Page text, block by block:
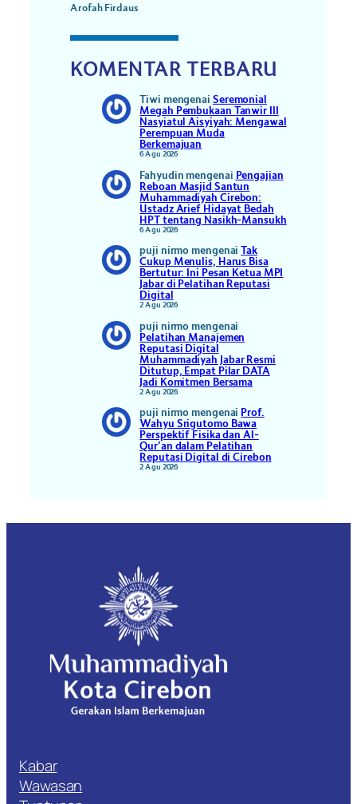
Arofah Firdaus
KOMENTAR TERBARU
Tiwi mengenai Seremonial
Megah Pembukaan Tanwir III
Nasyiatul Aisyiyah: Mengawal
Perempuan Muda
Berkemajuan
6 Agu 2026
Fahyudinmengenai Pengajian
Reboan Masjid Santun
Muhammadiyah Cirebon:
Ustadz Arief Hidayat Bedah
HPT tentang Nasikh-Mansukh
6 Agu 2026
puji nirmomengenaiTak
Cukup Menulis, Harus Bisa
Bertutur: Ini Pesan Ketua MPI
Jabar di Pelatihan Reputasi
Digital
2 Agu 2026
puji nirmomengenai
Pelatihan Manajemen
Reputasi Digital
Muhammadiyah Jabar Resmi
Ditutup, Empat Pilar DATA
Jadi Komitmen Bersama
2 Agu 2026
puji nirmomengenai Prof.
Wahyu Srigutomo Bawa
Perspektif Fisika dan Al-
Qur’an dalam Pelatihan
Reputasi Digital di Cirebon
2 Agu 2026
Kabar
Wawasan